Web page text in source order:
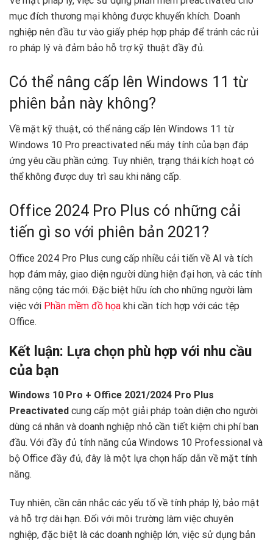
mục đích thương mại không được khuyến khích. Doanh
nghiệp nên đầu tư vào giấy phép hợp pháp để tránh các rủi
ro pháp lý và đảm bảo hỗ trợ kỹ thuật đầy đủ.
Có thể nâng cấp lên Windows 11 từ
phiên bản này không?
Về mặt kỹ thuật, có thể nâng cấp lên Windows 11 từ
Windows 10 Pro preactivated nếu máy tính của bạn đáp
ứng yêu cầu phần cứng. Tuy nhiên, trạng thái kích hoạt có
thể không được duy trì sau khi nâng cấp.
Office 2024 Pro Plus có những cải
tiến gì so với phiên bản 2021?
Office 2024 Pro Plus cung cấp nhiều cải tiến về AI và tích
hợp đám mây, giao diện người dùng hiện đại hơn, và các tính
năng cộng tác mới. Đặc biệt hữu ích cho những người làm
việc với Phần mềm đồ họa khi cần tích hợp với các tệp
Office.
Kết luận: Lựa chọn phù hợp với nhu cầu
của bạn
Windows 10 Pro + Office 2021/2024 Pro Plus
Preactivated cung cấp một giải pháp toàn diện cho người
dùng cá nhân và doanh nghiệp nhỏ cần tiết kiệm chi phí ban
đầu. Với đầy đủ tính năng của Windows 10 Professional và
bộ Office đầy đủ, đây là một lựa chọn hấp dẫn về mặt tính
năng.
Tuy nhiên, cần cân nhắc các yếu tố về tính pháp lý, bảo mật
và hỗ trợ dài hạn. Đối với môi trường làm việc chuyên
nghiệp, đặc biệt là các doanh nghiệp lớn, việc sử dụng bản